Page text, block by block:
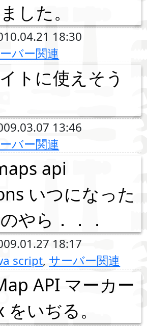
した。
18:30
バー関連
トに使えそう
13:46
バー関連
api
いつになった
やら．．．
18:17
script, サーバー関連
API マーカー
いぢる。